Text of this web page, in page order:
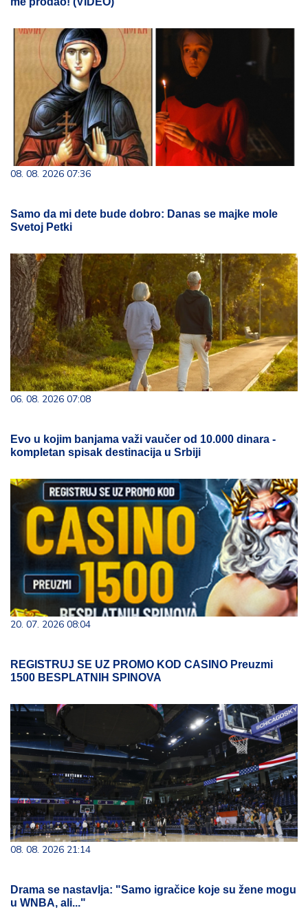
08. 08. 2026 07:36
Samo da mi dete bude dobro: Danas se majke mole
Svetoj Petki
06. 08. 2026 07:08
Evo u kojim banjama važi vaučer od 10.000 dinara -
kompletan spisak destinacija u Srbiji
20. 07. 2026 08:04
REGISTRUJ SE UZ PROMO KOD CASINO Preuzmi
1500 BESPLATNIH SPINOVA
08. 08. 2026 21:14
Drama se nastavlja: "Samo igračice koje su žene mogu
u WNBA, ali..."